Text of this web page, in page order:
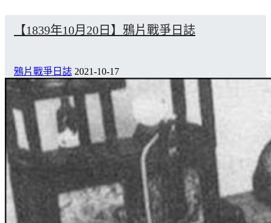
【1839年10月20日】鴉片戰爭日誌
鴉片戰爭日誌 2021-10-17